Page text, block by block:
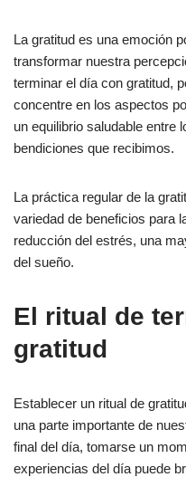
La gratitud es una emoción
transformar nuestra
terminar el día con gratitud,
concentre en los aspectos
un equilibrio saludable entre
bendiciones que recibimos.
La práctica regular de la
variedad de beneficios para
reducción del estrés, una
del sueño.
El ritual de
gratitud
Establecer un ritual de
una parte importante de
final del día, tomarse un
experiencias del día puede